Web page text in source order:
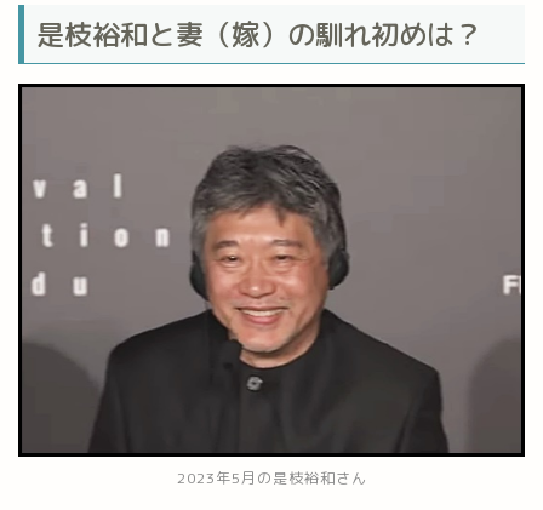
是枝裕和と妻（嫁）の馴れ初めは？
2023年5月の是枝裕和さん